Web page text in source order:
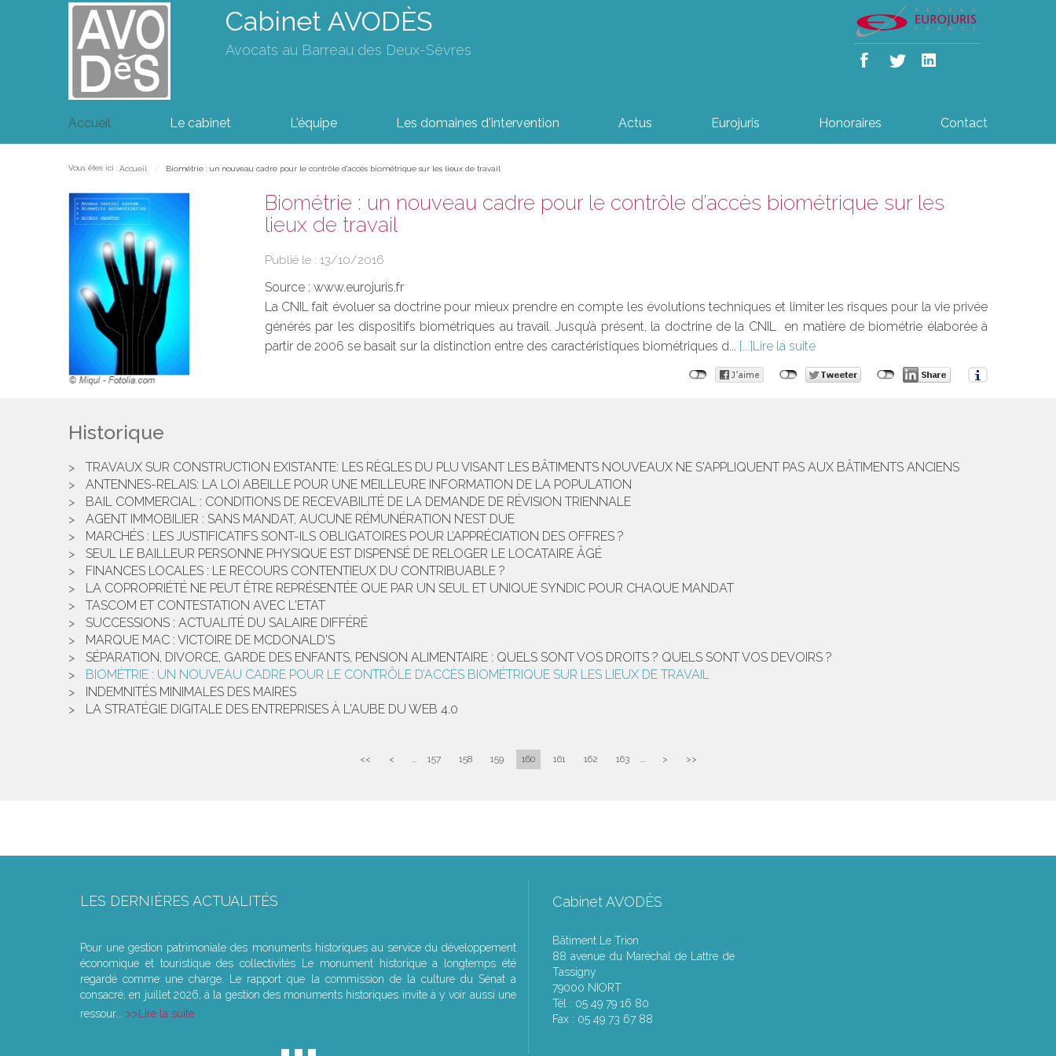
Cabinet AVODÈS
Avocats au Barreau des Deux-Sèvres
Accueil Le cabinet L'équipe Les domaines d'intervention Actus Eurojuris Honoraires Contact
Vous êtes ici : Accueil Biométrie : un nouveau cadre pour le contrôle d’accès biométrique sur les lieux de travail
Biométrie : un nouveau cadre pour le contrôle d’accès biométrique sur les
lieux de travail
Publié le : 13/10/2016
Source : www.eurojuris.fr
La CNIL fait évoluer sa doctrine pour mieux prendre en compte les évolutions techniques et limiter les risques pour la vie privée
générés par les dispositifs biométriques au travail. Jusqu’à présent, la doctrine de la CNIL en matière de biométrie élaborée à
partir de 2006 se basait sur la distinction entre des caractéristiques biométriques d...
Lire la suite
Historique
TRAVAUX SUR CONSTRUCTION EXISTANTE: LES RÈGLES DU PLU VISANT LES BÂTIMENTS NOUVEAUX NE S'APPLIQUENT PAS AUX BÂTIMENTS ANCIENS
ANTENNES-RELAIS: LA LOI ABEILLE POUR UNE MEILLEURE INFORMATION DE LA POPULATION
BAIL COMMERCIAL : CONDITIONS DE RECEVABILITÉ DE LA DEMANDE DE RÉVISION TRIENNALE
AGENT IMMOBILIER : SANS MANDAT, AUCUNE RÉMUNÉRATION N’EST DUE
MARCHÉS : LES JUSTIFICATIFS SONT-ILS OBLIGATOIRES POUR L’APPRÉCIATION DES OFFRES ?
SEUL LE BAILLEUR PERSONNE PHYSIQUE EST DISPENSÉ DE RELOGER LE LOCATAIRE ÂGÉ
FINANCES LOCALES : LE RECOURS CONTENTIEUX DU CONTRIBUABLE ?
LA COPROPRIÉTÉ NE PEUT ÊTRE REPRÉSENTÉE QUE PAR UN SEUL ET UNIQUE SYNDIC POUR CHAQUE MANDAT
TASCOM ET CONTESTATION AVEC L'ETAT
SUCCESSIONS : ACTUALITÉ DU SALAIRE DIFFÉRÉ
MARQUE MAC : VICTOIRE DE MCDONALD'S
SÉPARATION, DIVORCE, GARDE DES ENFANTS, PENSION ALIMENTAIRE : QUELS SONT VOS DROITS ? QUELS SONT VOS DEVOIRS ?
BIOMÉTRIE : UN NOUVEAU CADRE POUR LE CONTRÔLE D’ACCÈS BIOMÉTRIQUE SUR LES LIEUX DE TRAVAIL
INDEMNITÉS MINIMALES DES MAIRES
LA STRATÉGIE DIGITALE DES ENTREPRISES À L'AUBE DU WEB 4.0
<< < ... 157 158 159 160 161 162 163 ... > >>
LES DERNIÈRES ACTUALITÉS
Pour une gestion patrimoniale des monuments historiques au service du développement
économique et touristique des collectivités Le monument historique a longtemps été
regardé comme une charge. Le rapport que la commission de la culture du Sénat a
consacré, en juillet 2026, à la gestion des monuments historiques invite à y voir aussi une
ressour...
Lire la suite
Cabinet AVODÈS
Bâtiment Le Trion
88 avenue du Maréchal de Lattre de
Tassigny
79000 NIORT
Tél : 05 49 79 16 80
Fax : 05 49 73 67 88